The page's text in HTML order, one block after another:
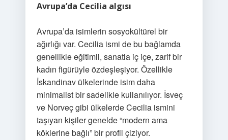
Avrupa’da Cecilia algısı
Avrupa’da isimlerin sosyokültürel bir
ağırlığı var. Cecilia ismi de bu bağlamda
genellikle eğitimli, sanatla iç içe, zarif bir
kadın figürüyle özdeşleşiyor. Özellikle
İskandinav ülkelerinde isim daha
minimalist bir sadelikle kullanılıyor. İsveç
ve Norveç gibi ülkelerde Cecilia ismini
taşıyan kişiler genelde “modern ama
köklerine bağlı” bir profil çiziyor.